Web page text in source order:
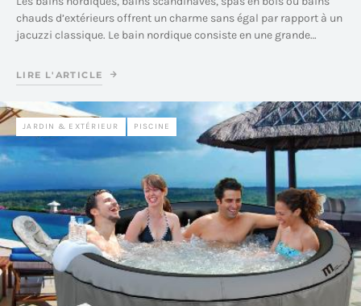
chauds d’extérieurs offrent un charme sans égal par rapport à un
jacuzzi classique. Le bain nordique consiste en une grande…
LIRE L'ARTICLE
JARDIN & EXTÉRIEUR PISCINE